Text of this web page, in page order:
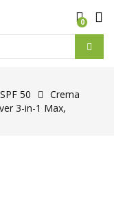
0
50
Crema
3-in-1 Max,